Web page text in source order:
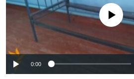
No media source
0:00